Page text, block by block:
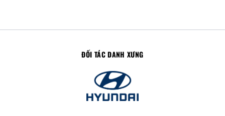
ĐỐI TÁC DANH XƯNG